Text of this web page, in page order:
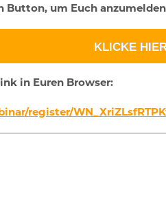
um Euch
KLICKE
in Euren Browser:
register/